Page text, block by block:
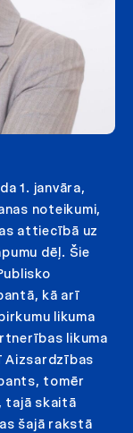
1. janvāra,
noteikumi,
attiecībā uz
dēļ. Šie
kā arī
likuma
likuma
Aizsardzības
tomēr
tajā skaitā
šajā rakstā